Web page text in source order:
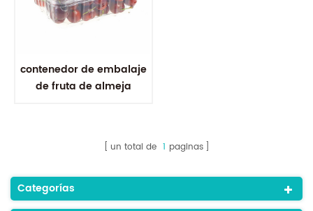
contenedor de embalaje
de fruta de almeja
un total de 1 paginas
Categorías